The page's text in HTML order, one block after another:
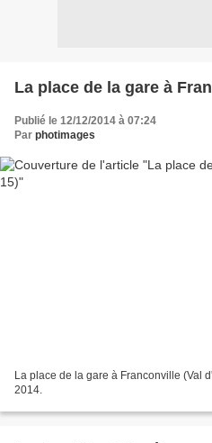
La place de la gare à
Publié le 12/12/2014 à 07:24
Par photimages
La place de la gare à Franconville (Val
2014.